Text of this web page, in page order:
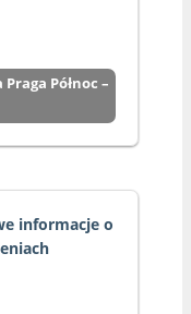
Północ –